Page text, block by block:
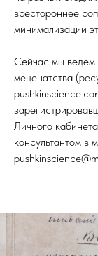
всестороннее
минимализации
Сейчас мы ведем
меценатства
Личного
консультантом